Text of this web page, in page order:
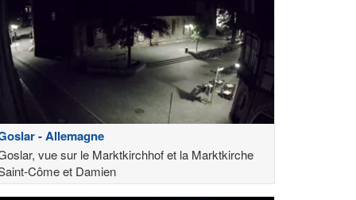
- Allemagne
vue sur le Marktkirchhof et la Marktkirche
Côme et Damien